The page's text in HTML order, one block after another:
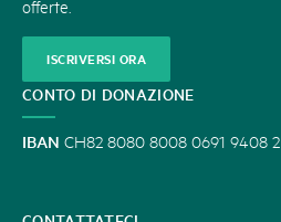
offerte.
ISCRIVERSI ORA
CONTO DI DONAZIONE
IBAN CH82 8080 8008 0691 9408 2